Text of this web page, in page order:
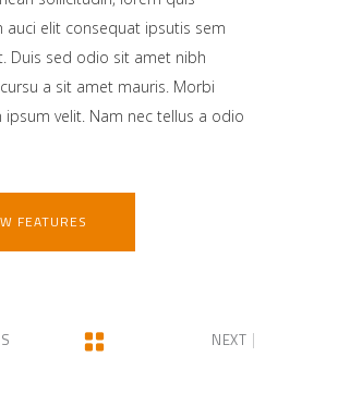
auci elit consequat ipsutis sem
Duis sed odio sit amet nibh
a sit amet mauris. Morbi
ipsum velit. Nam nec tellus a odio
FEATURES
NEXT